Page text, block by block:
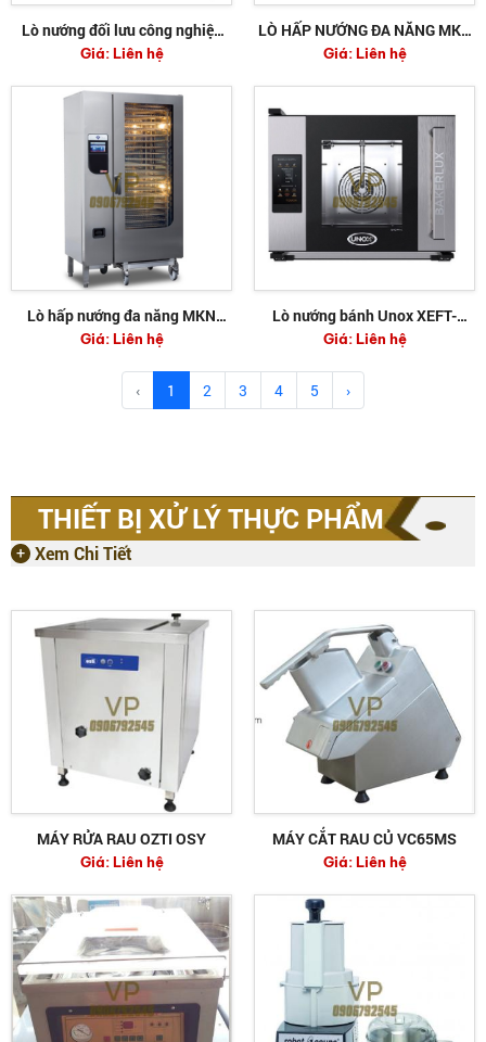
Lò nướng đối lưu công nghiệp
Arble 5 khay
Giá:Liên hệ
LÒ HẤP NƯỚNG ĐA NĂNG MKN
FKECOD615T
Giá:Liên hệ
Lò hấp nướng đa năng MKN
FKECOD215T
Giá:Liên hệ
Lò nướng bánh Unox XEFT-
04HS-ETRP
Giá:Liên hệ
‹ 1 2 3 4 5 ›
THIẾT BỊ XỬ LÝ THỰC PHẨM
Xem Chi Tiết
MÁY RỬA RAU OZTI OSY
Giá:Liên hệ
MÁY CẮT RAU CỦ VC65MS
Giá:Liên hệ